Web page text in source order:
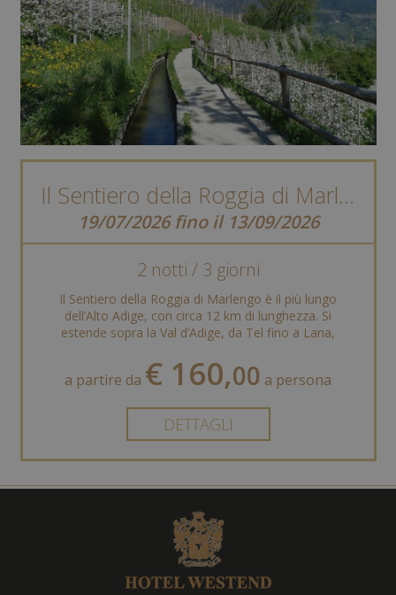
Il Sentiero della Roggia di Marlengo
19/07/2026 fino il 13/09/2026
2 notti / 3 giorni
Il Sentiero della Roggia di Marlengo è il più lungo
dell’Alto Adige, con circa 12 km di lunghezza. Si
estende sopra la Val d’Adige, da Tel fino a Lana,
a partire da € 160,00 a persona
DETTAGLI